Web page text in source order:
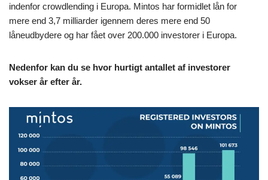
indenfor crowdlending i Europa. Mintos har formidlet lån for
mere end 3,7 milliarder igennem deres mere end 50
låneudbydere og har fået over 200.000 investorer i Europa.
Nedenfor kan du se hvor hurtigt antallet af investorer
vokser år efter år.